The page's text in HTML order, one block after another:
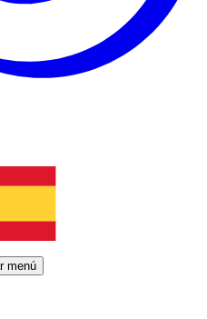
menú